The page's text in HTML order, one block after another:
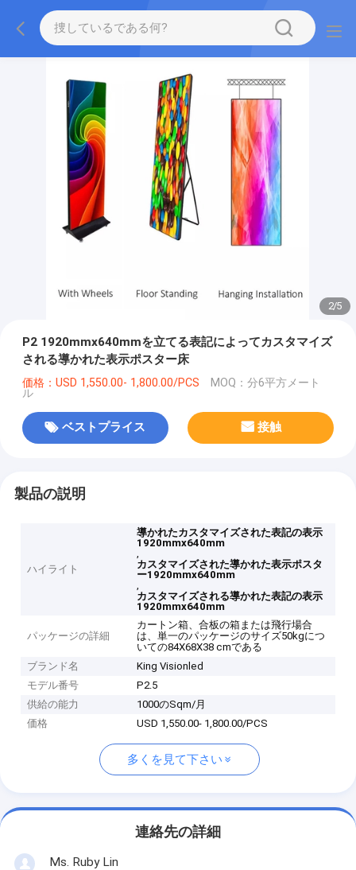
2/5
P2 1920mmx640mmを立てる表記によってカスタマイズ
される導かれた表示ポスター床
価格：USD 1,550.00- 1,800.00/PCS MOQ：分6平方メート
ル
ベストプライス 接触
製品の説明
ハイライト
導かれたカスタマイズされた表記の表示
1920mmx640mm
,
カスタマイズされた導かれた表示ポスタ
ー1920mmx640mm
,
カスタマイズされる導かれた表記の表示
1920mmx640mm
パッケージの詳細
カートン箱、合板の箱または飛行場合
は、単一のパッケージのサイズ50kgにつ
いての84X68X38 cmである
ブランド名
King Visionled
モデル番号
P2.5
供給の能力
1000のSqm/月
価格
USD 1,550.00- 1,800.00/PCS
多くを見て下さい
連絡先の詳細
Ms. Ruby Lin